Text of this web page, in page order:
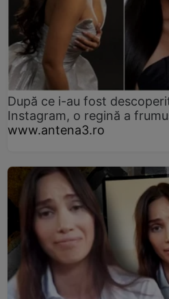
După ce i-au fost
Instagram, o regină a
www.antena3.ro